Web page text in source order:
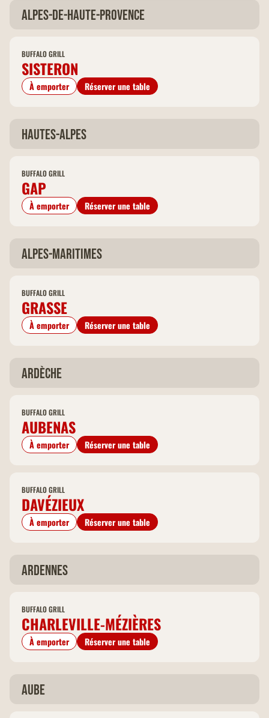
Alpes-de-Haute-Provence
BUFFALO GRILL
SISTERON
À emporter Réserver une table
Hautes-Alpes
BUFFALO GRILL
GAP
À emporter Réserver une table
Alpes-Maritimes
BUFFALO GRILL
GRASSE
À emporter Réserver une table
Ardèche
BUFFALO GRILL
AUBENAS
À emporter Réserver une table
BUFFALO GRILL
DAVÉZIEUX
À emporter Réserver une table
Ardennes
BUFFALO GRILL
CHARLEVILLE-MÉZIÈRES
À emporter Réserver une table
Aube